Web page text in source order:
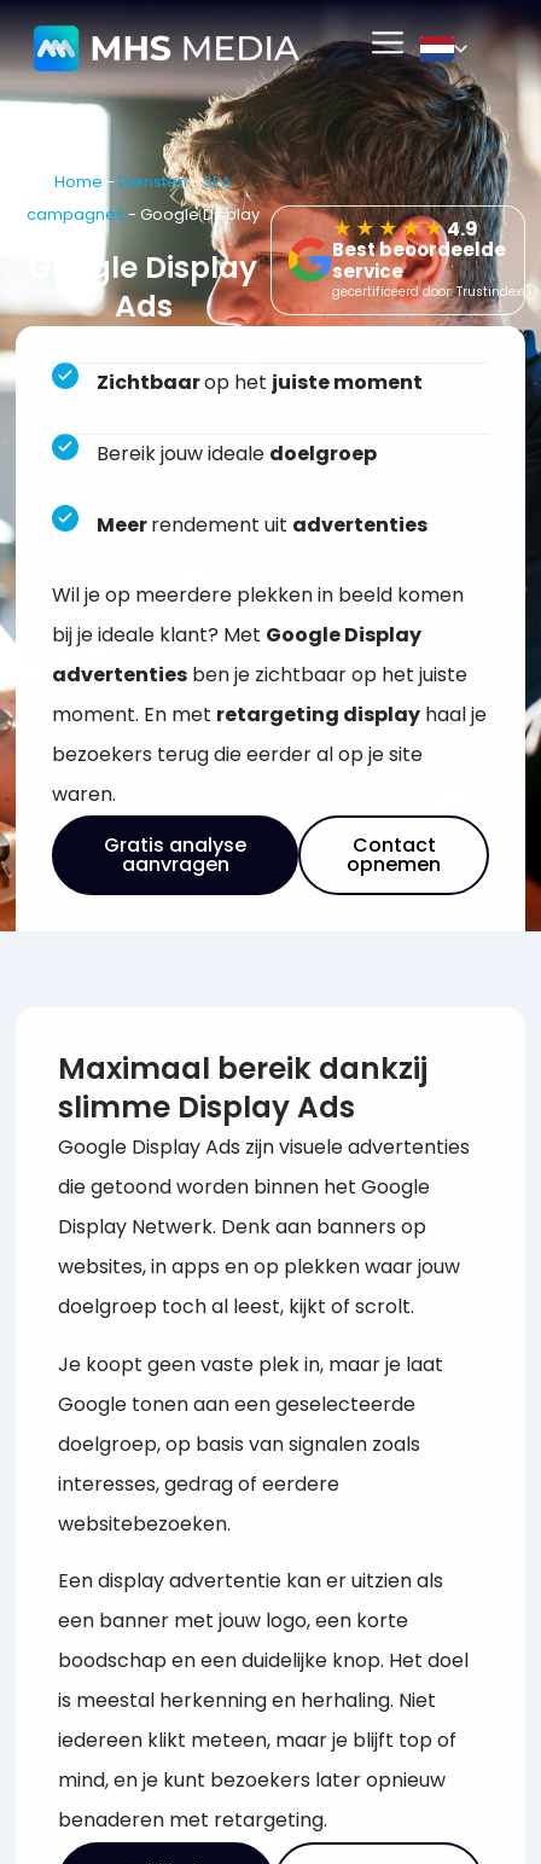
Home -Diensten-SEA
campagnes - Google Display
Google Display
Ads
★★★★★4.9
Best beoordeelde
service
gecertificeerd door: Trustindex
Wil je op meerdere plekken in beeld komen
bij je ideale klant? Met Google Display
advertenties ben je zichtbaar op het juiste
moment. En met retargeting display haal je
bezoekers terug die eerder al op je site
waren.
Gratis analyse
aanvragen
Contact
opnemen
Zichtbaarop het juiste moment
Bereik jouw ideale doelgroep
Meerrendement uit advertenties
Maximaal bereik dankzij
slimme Display Ads
Google Display Ads zijn visuele advertenties
die getoond worden binnen het Google
Display Netwerk. Denk aan banners op
websites, in apps en op plekken waar jouw
doelgroep toch al leest, kijkt of scrolt.
Je koopt geen vaste plek in, maar je laat
Google tonen aan een geselecteerde
doelgroep, op basis van signalen zoals
interesses, gedrag of eerdere
websitebezoeken.
Een display advertentie kan er uitzien als
een banner met jouw logo, een korte
boodschap en een duidelijke knop. Het doel
is meestal herkenning en herhaling. Niet
iedereen klikt meteen, maar je blijft top of
mind, en je kunt bezoekers later opnieuw
benaderen met retargeting.